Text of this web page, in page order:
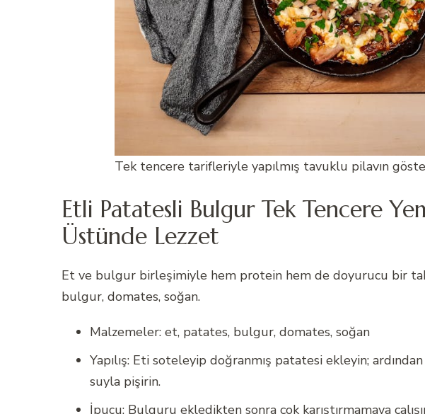
Tek tencere tarifleriyle yapılmış tavuklu pilavın
Etli Patatesli Bulgur Tek Tencere
Üstünde Lezzet
Et ve bulgur birleşimiyle hem protein hem de doyurucu bir
bulgur, domates, soğan.
Malzemeler: et, patates, bulgur, domates, soğan
Yapılış: Eti soteleyip doğranmış patatesi ekleyin;
suyla pişirin.
İpucu: Bulguru ekledikten sonra çok karıştırmamaya